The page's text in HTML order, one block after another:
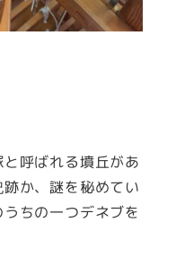
呼ばれる墳丘があ
か、謎を秘めてい
ちの一つデネブを